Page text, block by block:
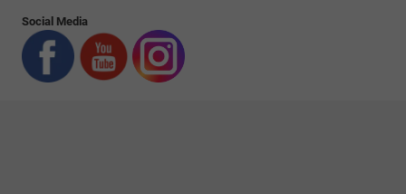
Social Media